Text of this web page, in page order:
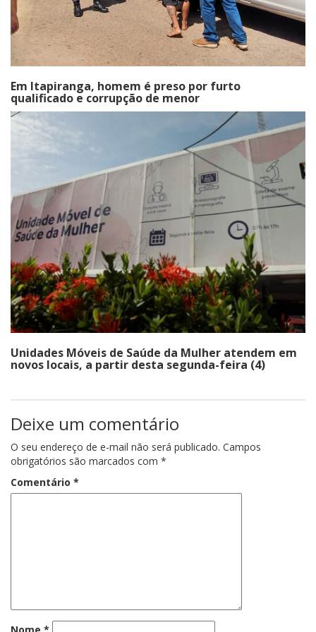
Em Itapiranga, homem é preso por furto
qualificado e corrupção de menor
Unidades Móveis de Saúde da Mulher atendem em
novos locais, a partir desta segunda-feira (4)
Deixe um comentário
O seu endereço de e-mail não será publicado. Campos
obrigatórios são marcados com *
Comentário *
Nome *